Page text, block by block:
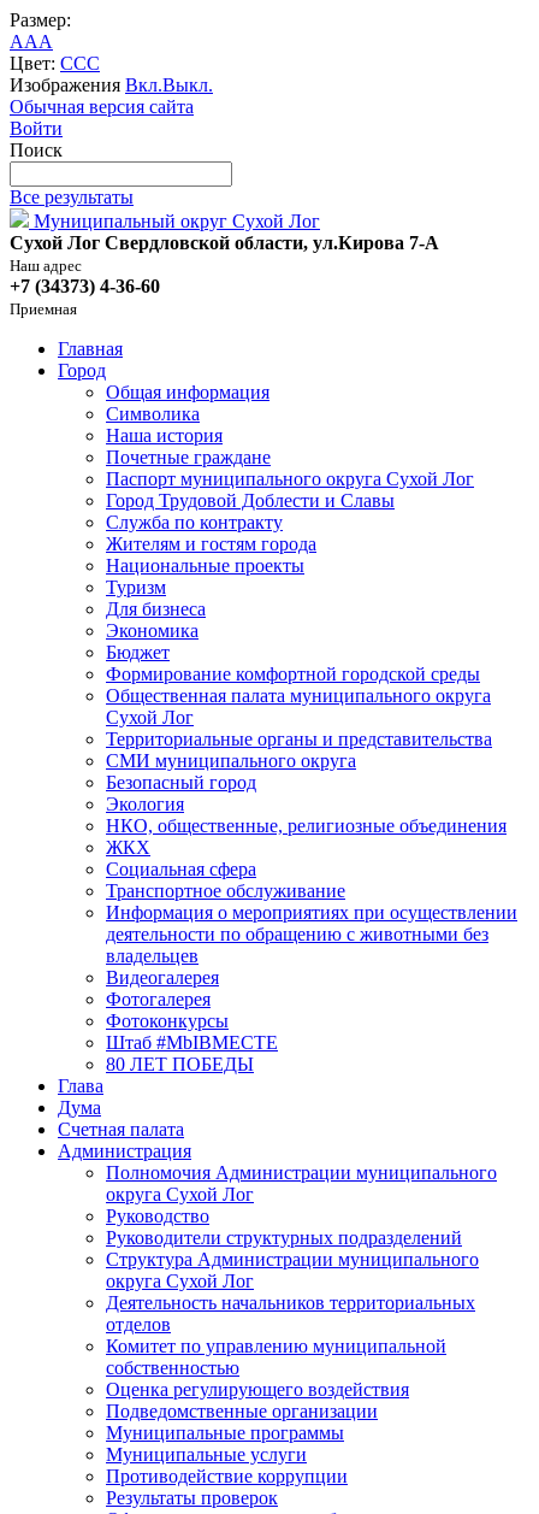
Размер:
AAA
Цвет: CCC
Изображения Вкл.Выкл.
Обычная версия сайта
Войти
Поиск
Все результаты
Муниципальный округ Сухой Лог
Сухой Лог Свердловской области, ул.Кирова 7-А
Наш адрес
+7 (34373) 4-36-60
Приемная
Главная
Город
Общая информация
Символика
Наша история
Почетные граждане
Паспорт муниципального округа Сухой Лог
Город Трудовой Доблести и Славы
Служба по контракту
Жителям и гостям города
Национальные проекты
Туризм
Для бизнеса
Экономика
Бюджет
Формирование комфортной городской среды
Общественная палата муниципального округа
Сухой Лог
Территориальные органы и представительства
СМИ муниципального округа
Безопасный город
Экология
НКО, общественные, религиозные объединения
ЖКХ
Социальная сфера
Транспортное обслуживание
Информация о мероприятиях при осуществлении
деятельности по обращению с животными без
владельцев
Видеогалерея
Фотогалерея
Фотоконкурсы
Штаб #MbIBMECTE
80 ЛЕТ ПОБЕДЫ
Глава
Дума
Счетная палата
Администрация
Полномочия Администрации муниципального
округа Сухой Лог
Руководство
Руководители структурных подразделений
Структура Администрации муниципального
округа Сухой Лог
Деятельность начальников территориальных
отделов
Комитет по управлению муниципальной
собственностью
Оценка регулирующего воздействия
Подведомственные организации
Муниципальные программы
Муниципальные услуги
Противодействие коррупции
Результаты проверок